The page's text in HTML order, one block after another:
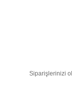
Siparişlerinizi